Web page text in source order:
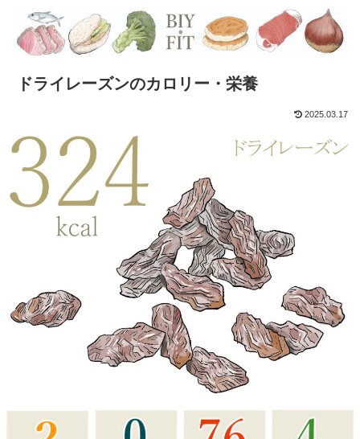
ドライレーズンのカロリー・栄養
2025.03.17